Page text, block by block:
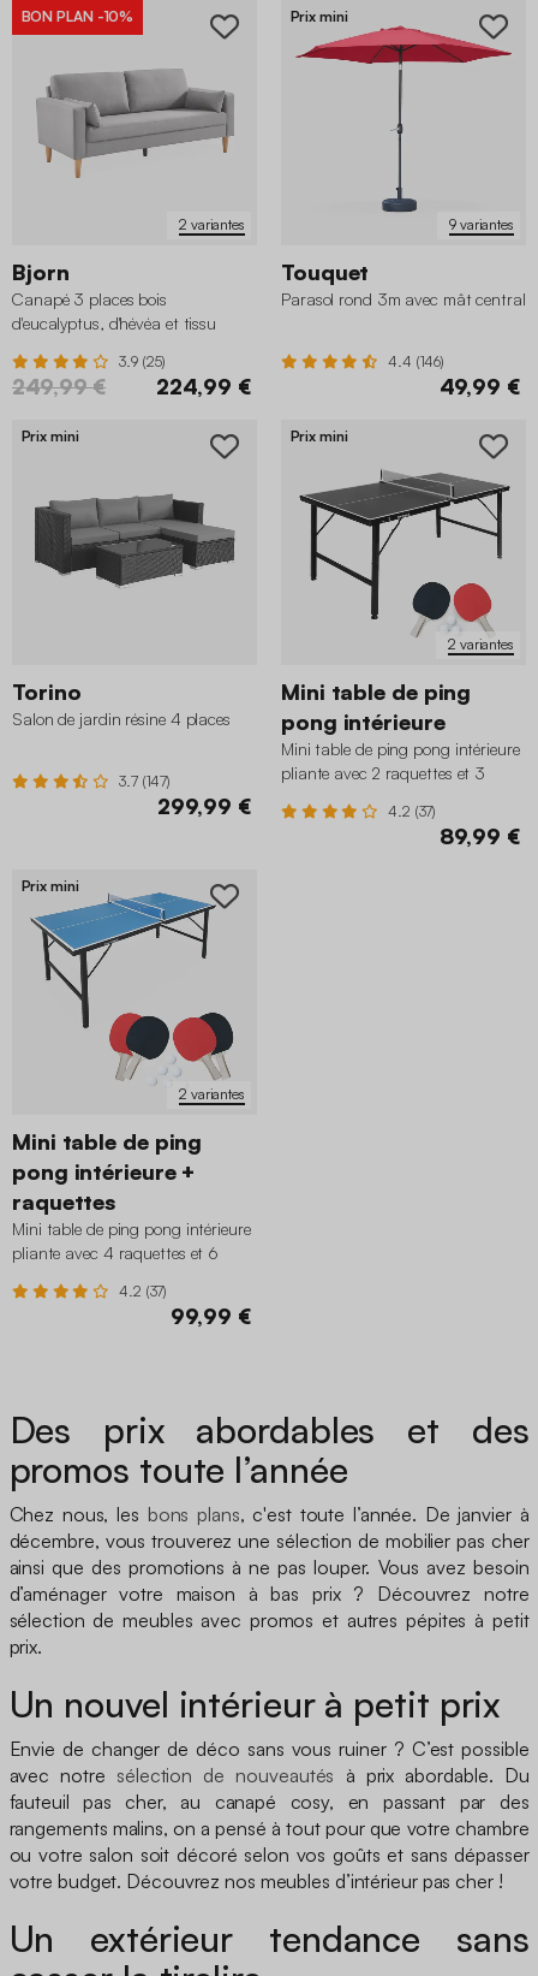
2 variantes
BON PLAN -10%
Bjorn
Canapé 3 places bois
d'eucalyptus, d'hévéa et tissu
3.9 (25)
249,99 € 224,99 €
9 variantes
Prix mini
Touquet
Parasol rond 3m avec mât central
4.4 (146)
49,99 €
Prix mini
Torino
Salon de jardin résine 4 places
3.7 (147)
299,99 €
2 variantes
Prix mini
Mini table de ping
pong intérieure
Mini table de ping pong intérieure
pliante avec 2 raquettes et 3
4.2 (37)
89,99 €
2 variantes
Prix mini
Mini table de ping
pong intérieure +
raquettes
Mini table de ping pong intérieure
pliante avec 4 raquettes et 6
4.2 (37)
99,99 €
Des prix abordables et des
promos toute l’année
Chez nous, les bons plans, c'est toute l’année. De janvier à
décembre, vous trouverez une sélection de mobilier pas cher
ainsi que des promotions à ne pas louper. Vous avez besoin
d’aménager votre maison à bas prix ? Découvrez notre
sélection de meubles avec promos et autres pépites à petit
prix.
Un nouvel intérieur à petit prix
Envie de changer de déco sans vous ruiner ? C’est possible
avec notre sélection de nouveautés à prix abordable. Du
fauteuil pas cher, au canapé cosy, en passant par des
rangements malins, on a pensé à tout pour que votre chambre
ou votre salon soit décoré selon vos goûts et sans dépasser
votre budget. Découvrez nos meubles d’intérieur pas cher !
Un extérieur tendance sans